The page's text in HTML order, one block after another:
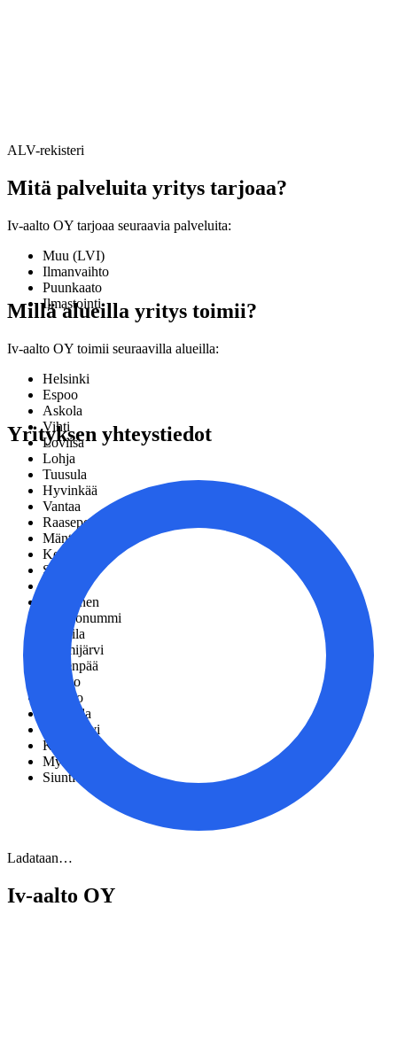
ALV-rekisteri
Mitä palveluita yritys tarjoaa?
Iv-aalto OY tarjoaa seuraavia palveluita:
Muu (LVI)
Ilmanvaihto
Puunkaato
Ilmastointi
Millä alueilla yritys toimii?
Iv-aalto OY toimii seuraavilla alueilla:
Helsinki
Espoo
Askola
Vihti
Loviisa
Lohja
Tuusula
Hyvinkää
Vantaa
Raasepori
Mäntsälä
Kerava
Sipoo
Pornainen
Kirkkonummi
Pukkila
Nurmijärvi
Järvenpää
Hanko
Porvoo
Karkkila
Lapinjärvi
Kauniainen
Myrskylä
Siuntio
Yrityksen yhteystiedot
Ladataan…
Iv-aalto OY